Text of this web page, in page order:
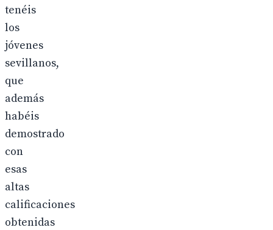
tenéis
los
jóvenes
sevillanos,
que
además
habéis
demostrado
con
esas
altas
calificaciones
obtenidas